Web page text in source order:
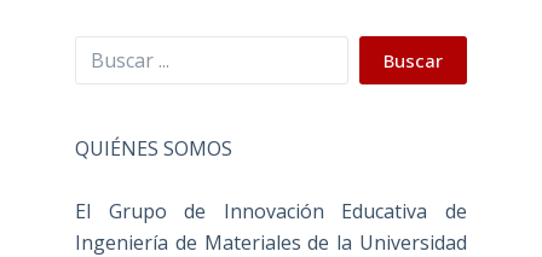
Buscar Buscar
QUIÉNES SOMOS
El Grupo de Innovación Educativa de
Ingeniería de Materiales de la Universidad